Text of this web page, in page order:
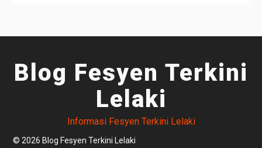
Blog Fesyen Terkini
Lelaki
Informasi Fesyen Terkini Lelaki
© 2026 Blog Fesyen Terkini Lelaki